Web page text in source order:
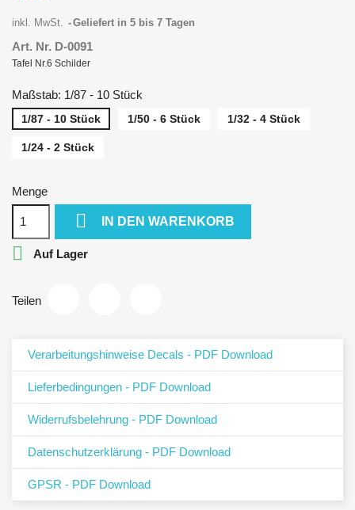
inkl. MwSt. Geliefert in 5 bis 7 Tagen
Art. Nr. D-0091
Tafel Nr.6 Schilder
Maßstab: 1/87 - 10 Stück
1/87 - 10 Stück 1/50 - 6 Stück 1/32 - 4 Stück
1/24 - 2 Stück
Menge
 IN DEN WARENKORB
 Auf Lager
Teilen
Verarbeitungshinweise Decals - PDF Download
Lieferbedingungen - PDF Download
Widerrufsbelehrung - PDF Download
Datenschutzerklärung - PDF Download
GPSR - PDF Download